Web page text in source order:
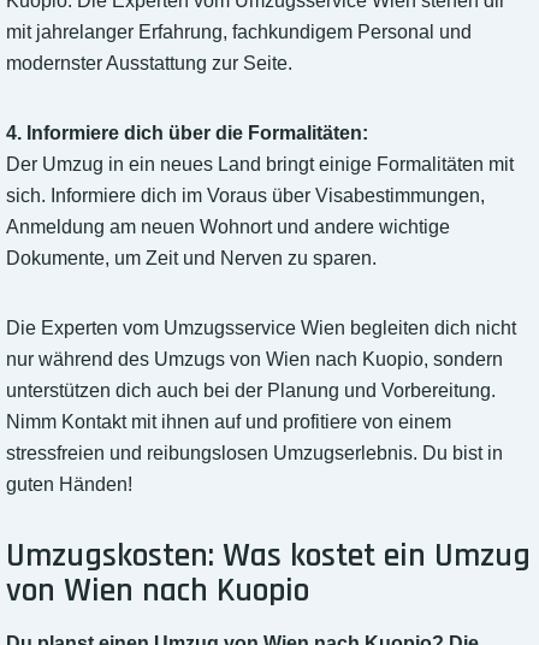
mit jahrelanger Erfahrung, fachkundigem Personal und
modernster Ausstattung zur Seite.
4. Informiere dich über die Formalitäten:
Der Umzug in ein neues Land bringt einige Formalitäten mit
sich. Informiere dich im Voraus über Visabestimmungen,
Anmeldung am neuen Wohnort und andere wichtige
Dokumente, um Zeit und Nerven zu sparen.
Die Experten vom Umzugsservice Wien begleiten dich nicht
nur während des Umzugs von Wien nach Kuopio, sondern
unterstützen dich auch bei der Planung und Vorbereitung.
Nimm Kontakt mit ihnen auf und profitiere von einem
stressfreien und reibungslosen Umzugserlebnis. Du bist in
guten Händen!
Umzugskosten: Was kostet ein Umzug
von Wien nach Kuopio